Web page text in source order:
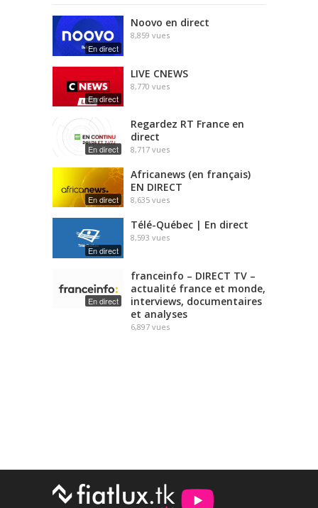
En direct
Noovo en direct
8,859 vues
En direct
LIVE CNEWS
8,770 vues
En direct
Regardez RT France en
direct
8,717 vues
En direct
Africanews (en français)
EN DIRECT
8,635 vues
En direct
Télé-Québec | En direct
8,593 vues
En direct
franceinfo – DIRECT TV –
actualité france et monde,
interviews, documentaires
et analyses
6,897 vues